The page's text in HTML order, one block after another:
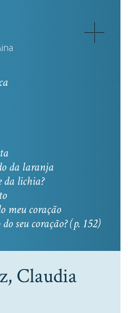
da laranja
da lichia?
meu coração
seu coração? (p. 152)
Claudia